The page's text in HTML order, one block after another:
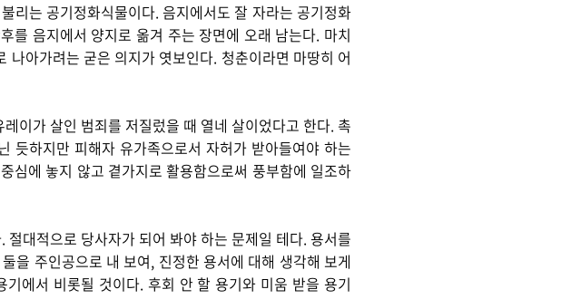
리는 공기정화식물이다. 음지에서도 잘 자라는 공기정화
를 음지에서 양지로 옮겨 주는 장면에 오래 남는다. 마치
아가려는 굳은 의지가 엿보인다. 청춘이라면 마땅히 어
이가 살인 범죄를 저질렀을 때 열네 살이었다고 한다. 촉
듯하지만 피해자 유가족으로서 자허가 받아들여야 하는
심에 놓지 않고 곁가지로 활용함으로써 풍부함에 일조하
대적으로 당사자가 되어 봐야 하는 문제일 테다. 용서를
을 주인공으로 내 보여, 진정한 용서에 대해 생각해 보게
에서 비롯될 것이다. 후회 안 할 용기와 미움 받을 용기